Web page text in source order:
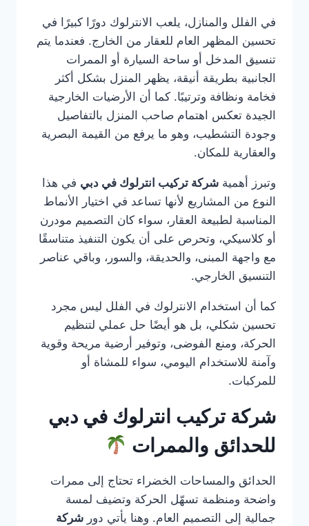
في الفلل والمنازل، يلعب الانترلوك دورًا كبيرًا في
تحسين المظهر العام للعقار من الخارج. فعندما يتم
تنسيق المدخل أو ساحة السيارة أو الممرات
الجانبية بطريقة أنيقة، يظهر المنزل بشكل أكثر
فخامة ونظافة وترتيبًا. كما أن الأرضيات الخارجية
الجيدة تعكس اهتمام صاحب المنزل بالتفاصيل
وجودة التشطيب، وهو ما يرفع من القيمة البصرية
والعقارية للمكان.
وتبرز أهمية شركة تركيب انترلوك في دبي في هذا
النوع من المشاريع لأنها تساعد في اختيار الأنماط
المناسبة لطبيعة العقار، سواء كان التصميم مودرن
أو كلاسيكي، وتحرص على أن يكون التنفيذ متناسقًا
مع واجهة المبنى، والحديقة، والسور، وباقي عناصر
التنسيق الخارجي.
كما أن استخدام الانترلوك في الفلل ليس مجرد
تحسين شكلي، بل هو أيضًا حل عملي لتنظيم
الحركة، ومنع الفوضى، وتوفير أرضية مريحة وقوية
وآمنة للاستخدام اليومي، سواء للمشاة أو
للمركبات.
شركة تركيب انترلوك في دبي
للحدائق والممرات
الحدائق والمساحات الخضراء تحتاج إلى ممرات
واضحة ومنظمة تسهّل الحركة وتضيف لمسة
جمالية إلى التصميم العام. وهنا يأتي دور شركة